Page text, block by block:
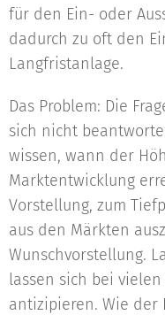
für den Ein- oder
dadurch zu oft den
Langfristanlage.
Das Problem: Die
sich nicht
wissen, wann der
Marktentwicklung
Vorstellung, zum
aus den Märkten
Wunschvorstellung.
lassen sich bei
antizipieren. Wie der